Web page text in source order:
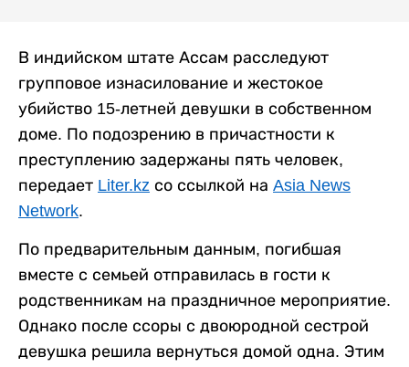
В индийском штате Ассам расследуют
групповое изнасилование и жестокое
убийство 15-летней девушки в собственном
доме. По подозрению в причастности к
преступлению задержаны пять человек,
передает Liter.kz со ссылкой на Asia News
Network.
По предварительным данным, погибшая
вместе с семьей отправилась в гости к
родственникам на праздничное мероприятие.
Однако после ссоры с двоюродной сестрой
девушка решила вернуться домой одна. Этим